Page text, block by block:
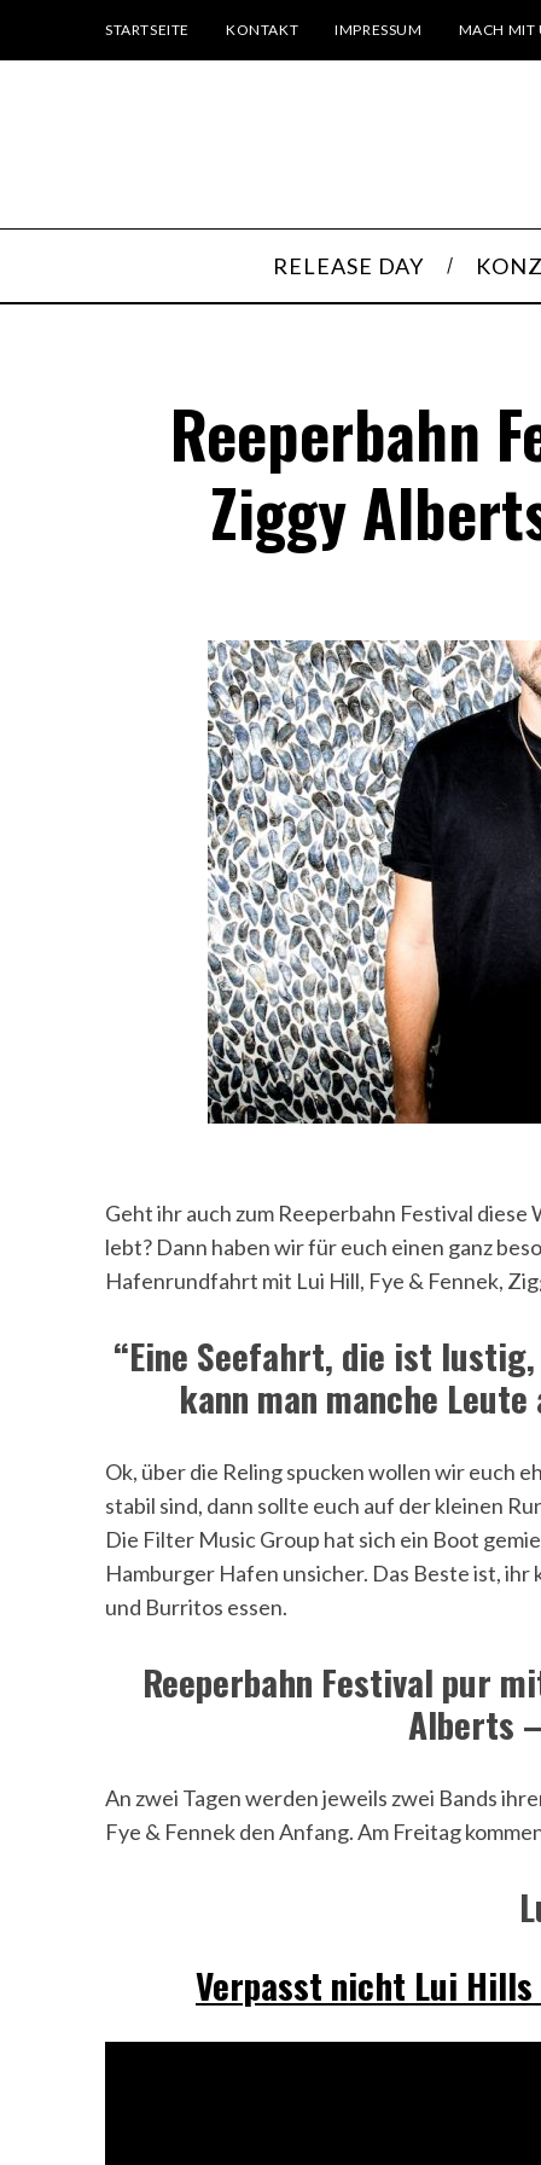
STARTSEITE KONTAKT IMPRESSUM MACH MIT
RELEASE DAY
Reeperbahn
Ziggy
Geht ihr auch zum Reeperbahn Festival
lebt? Dann haben wir für euch einen ganz
Hafenrundfahrt mit Lui Hill, Fye & Fennek,
“Eine Seefahrt, die ist
kann man manche
Ok, über die Reling spucken wollen wir euch
stabil sind, dann sollte euch auf der kleinen
Die Filter Music Group hat sich ein Boot
Hamburger Hafen unsicher. Das Beste ist,
und Burritos essen.
Reeperbahn Festival pur
Alberts
An zwei Tagen werden jeweils zwei Bands
Fye & Fennek den Anfang. Am Freitag
Verpasst nicht Lui